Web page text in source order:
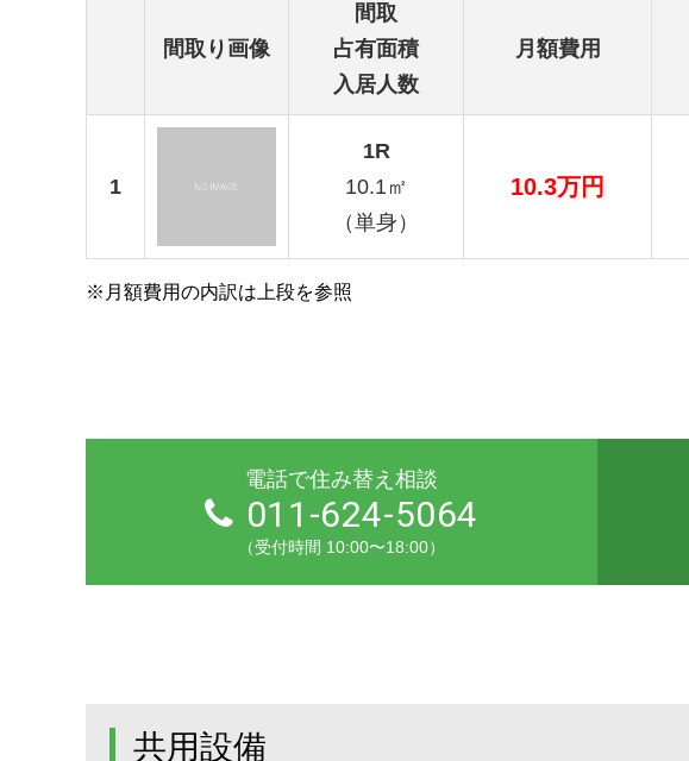
間取り画像
間取
占有面積
入居人数
月額費用
1
1R
10.1㎡
（単身）
10.3万円
※月額費用の内訳は上段を参照
電話で住み替え相談
011-624-5064
（受付時間 10:00〜18:00）
共用設備